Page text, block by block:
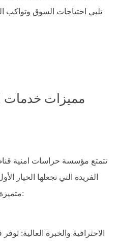
تلبي احتياجات السوق وتواكب
مميزات خدمات
تتمتع مؤسسة حراسات امنية
الفريدة التي تجعلها الخيار
متميزة وموثوقة. من أبرز هذه المميزات:
الاحترافية والخبرة العالية: